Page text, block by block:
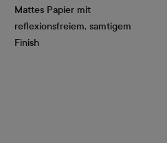
Mattes Papier mit
reflexionsfreiem, samtigem
Finish